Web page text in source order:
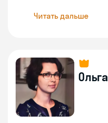
Читать дальше
Ольга